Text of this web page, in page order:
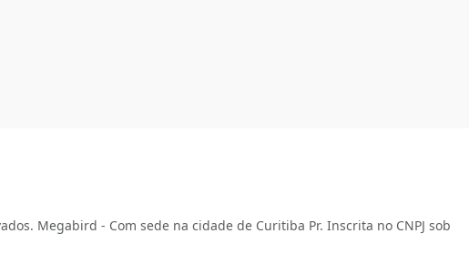
Megabird - Com sede na cidade de Curitiba Pr. Inscrita no CNPJ sob